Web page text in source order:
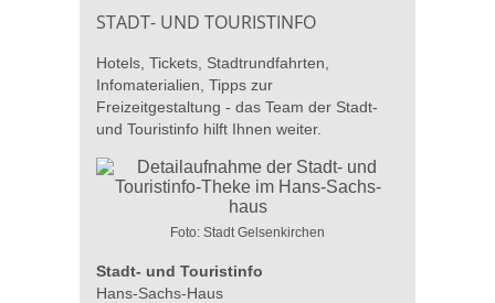
STADT- UND TOURISTINFO
Hotels, Tickets, Stadtrundfahrten,
Infomaterialien, Tipps zur
Freizeitgestaltung - das Team der Stadt-
und Touristinfo hilft Ihnen weiter.
Foto: Stadt Gelsenkirchen
Stadt- und Touristinfo
Hans-Sachs-Haus